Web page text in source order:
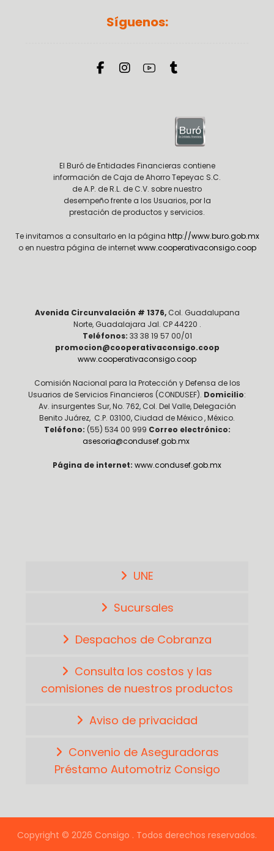
Síguenos:
El Buró de Entidades Financieras contiene
información de Caja de Ahorro Tepeyac S.C.
de A.P. de R.L. de C.V. sobre nuestro
desempeño frente a los Usuarios, por la
prestación de productos y servicios.
Te invitamos a consultarlo en la página http://www.buro.gob.mx
o en nuestra página de internetwww.cooperativaconsigo.coop
Avenida Circunvalación # 1376, Col. Guadalupana
Norte, Guadalajara Jal. CP 44220 .
Teléfonos: 33 38 19 57 00/01
promocion@cooperativaconsigo.coop
www.cooperativaconsigo.coop
Comisión Nacional para la Protección y Defensa de los
Usuarios de Servicios Financieros (CONDUSEF). Domicilio:
Av. insurgentes Sur, No. 762, Col. Del Valle, Delegación
Benito Juárez, C.P. 03100, Ciudad de México , México.
Teléfono: (55) 534 00 999 Correo electrónico:
asesoria@condusef.gob.mx
Página de internet: www.condusef.gob.mx
UNE
Sucursales
Despachos de Cobranza
Consulta los costos y las
comisiones de nuestros productos
Aviso de privacidad
Convenio de Aseguradoras
Préstamo Automotriz Consigo
Copyright © 2026 Consigo . Todos derechos reservados.